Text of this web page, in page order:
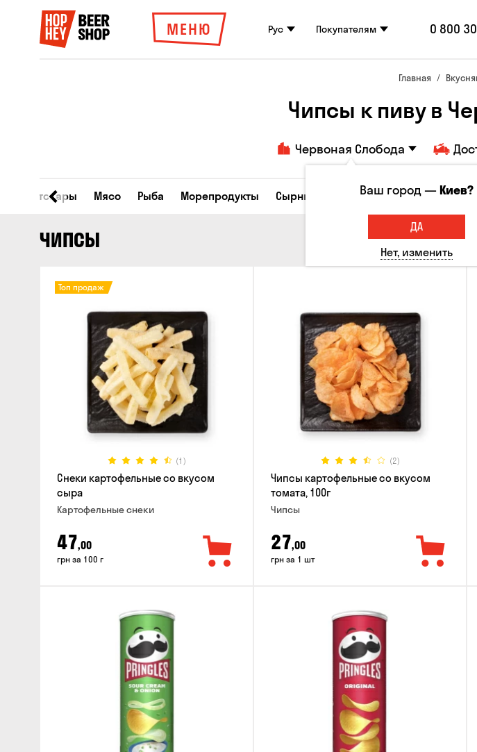
МЕНЮ Рус Покупателям 0 800
Главная
Чипсы к пиву в
Червоная Слобода
Все товары Мясо Рыба Морепродукты Сырные закуски Орешки
ЧИПСЫ
(1)
Топ продаж
Снеки картофельные со вкусом
сыра
Картофельные снеки
47,00
грн за 100 г
(2)
Чипсы картофельные со вкусом
томата, 100г
Чипсы
27,00
грн за 1 шт
Ваш город —Киев?
ДА
Нет, изменить